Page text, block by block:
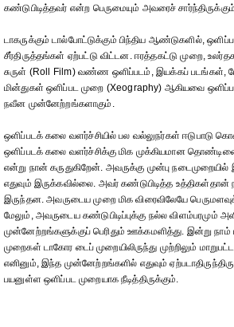
கண்டுபிடித்தவர் என்ற பெருமையும் அவரைச்
டாகருக்கும் டால்போட்டுக்கும் பிந்திய ஆண்டுகளில்,
சீர்திருத்தங்கள் ஏற்பட்டு விட்டன. ஈரத்தகட்டு முறை,
சுருள் (Roll Film) வண்ண ஒளிப்படம், இயக்கப் படங்கள்,
மின்துகள் ஒளிப்பட முறை (Xeography) ஆகியவை
நவீன முன்னேற்றங்களாகும்.
ஒளிப்படக் கலை வளர்ச்சியில் பல வல்லுநர்கள் ஈடுபாடு
ஒளிப்படக் கலை வளர்ச்சிக்கு மிக முக்கியமான
என்று நான் கருதுகிறேன். அவருக்கு முன்பு
எதுவும் இருக்கவில்லை. அவர் கண்டுபிடித்த
இருந்தன. அவருடைய முறை மிக விரைவிலேயே
மேலும், அவருடைய கண்டுபிடிப்புக்கு நல்ல விளம்பரமும்
முன்னேற்றங்களுக்குப் பெரிதும் ஊக்கமளித்து. இன்று நாம்
முறைகள் டாகோர டைப் முறையிலிருந்து முற்றிலும்
எனினும், இந்த முன்னேற்றங்களில் எதுவும்
பயனுள்ள ஒளிப்பட முறையாக நீடித்திருக்கும்.